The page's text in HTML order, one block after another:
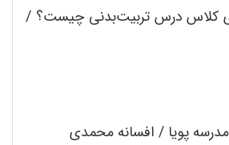
کلاس درس تربیت‌بدنی چیست؟ /
پویا / افسانه محمدی